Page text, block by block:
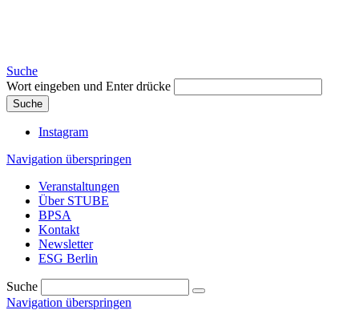
Suche
Wort eingeben und Enter drücke
Suche
Instagram
Navigation überspringen
Veranstaltungen
Über STUBE
BPSA
Kontakt
Newsletter
ESG Berlin
Suche
Navigation überspringen